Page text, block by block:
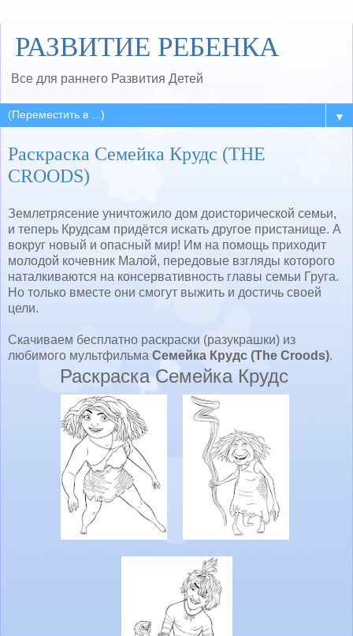
РАЗВИТИЕ РЕБЕНКА
Все для раннего Развития Детей
▼
Раскраска Семейка Крудс (THE
CROODS)
Землетрясение уничтожило дом доисторической семьи,
и теперь Крудсам придётся искать другое пристанище. А
вокруг новый и опасный мир! Им на помощь приходит
молодой кочевник Малой, передовые взгляды которого
наталкиваются на консервативность главы семьи Груга.
Но только вместе они смогут выжить и достичь своей
цели.
Скачиваем бесплатно раскраски (разукрашки) из
любимого мультфильма Семейка Крудс (The Croods).
Раскраска Семейка Крудс